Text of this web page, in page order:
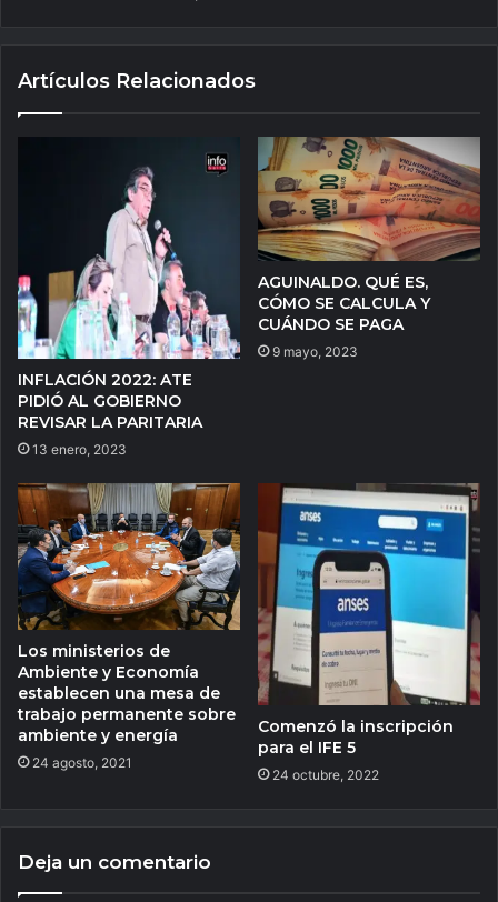
Artículos Relacionados
INFLACIÓN 2022: ATE
PIDIÓ AL GOBIERNO
REVISAR LA PARITARIA
13 enero, 2023
AGUINALDO. QUÉ ES,
CÓMO SE CALCULA Y
CUÁNDO SE PAGA
9 mayo, 2023
Los ministerios de
Ambiente y Economía
establecen una mesa de
trabajo permanente sobre
ambiente y energía
24 agosto, 2021
Comenzó la inscripción
para el IFE 5
24 octubre, 2022
Deja un comentario